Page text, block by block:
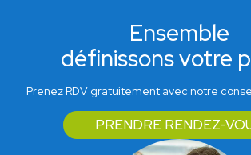
Ensemble
définissons votre
Prenez RDV gratuitement avec notre
PRENDRE RENDEZ-